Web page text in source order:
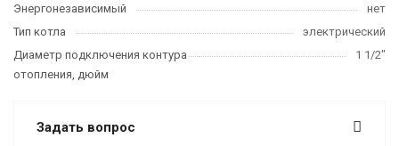
Энергонезависимый
нет
Тип котла
электрический
Диаметр подключения контура
отопления, дюйм
1 1/2"
Задать вопрос